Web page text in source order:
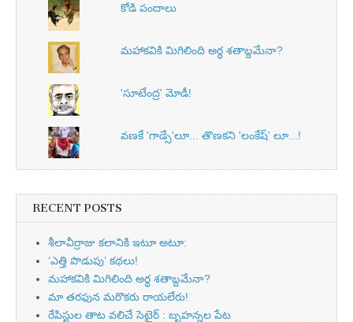
కోడి పందాలు
మహాకవికి మిగిలింది అర్ధ శతాబ్దమేనా?
'సూటేంద్ర' మోడీ!
వణకే 'గాడ్సే'లూ... తొణకని 'లంకేష్‌' లూ...!
RECENT POSTS
శీలావీర్రాజు కలానికి ఇటూ అటూ:
‘ఎత్తి పొడుపు’ కథలు!
మహాకవికి మిగిలింది అర్ధ శతాబ్దమేనా?
మా తరఫున మరొకరు రాయలేరు!
రేపిస్టుల తాట వలిచే సెటైర్ : బృహన్నల పేట